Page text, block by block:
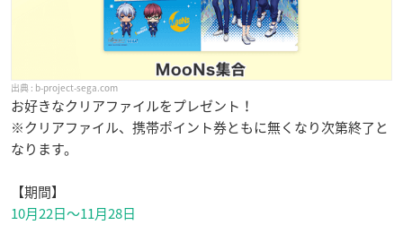
b-project-sega.com
お好きなクリアファイルをプレゼント！
※クリアファイル、携帯ポイント券ともに無くなり次第終了と
なります。
【期間】
10月22日〜11月28日